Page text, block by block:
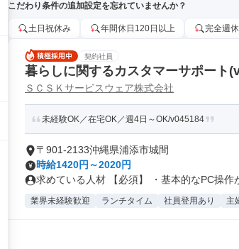
こだわり条件の追加設定を忘れていませんか？
土日祝休み 年間休日120日以上 完全週
契約社員
暮らしに関するカスタマーサポート
ＳＣＳＫサービスウェア株式会社
未経験OK／在宅OK／週4日～OK/v045184
〒901-2133沖縄県浦添市城間
時給1420円～2020円
求めている人材 【必須】 ・基本的なPC操作
業界未経験歓迎 ランチタイム 社員登用あり 主